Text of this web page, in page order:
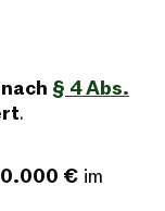
nach § 4 Abs.
.
€ im